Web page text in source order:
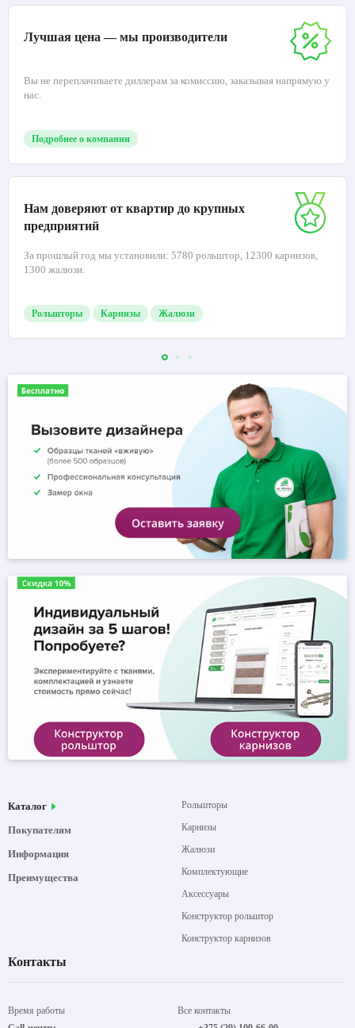
Лучшая цена — мы производители
Вы не переплачиваете диллерам за комиссию, заказывая напрямую у
нас.
Подробнее о компании
Нам доверяют от квартир до крупных
предприятий
За прошлый год мы установили: 5780 рольштор, 12300 карнизов,
1300 жалюзи.
Рольшторы Карнизы Жалюзи
Каталог
Покупателям
Информация
Преимущества
Рольшторы
Карнизы
Жалюзи
Комплектующие
Аксессуары
Конструктор рольштор
Конструктор карнизов
Контакты
Время работы
Все контакты